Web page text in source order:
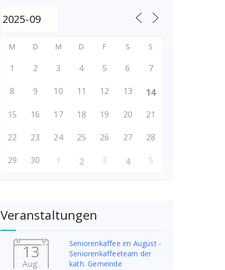
M D M D F S S
1 2 3 4 5 6 7
8 9 10 11 12 13 14
15 16 17 18 19 20 21
22 23 24 25 26 27 28
29 30 1 2 3 4 5
Veranstaltungen
13
Aug.
Seniorenkaffee im August -
Seniorenkaffeeteam der
kath. Gemeinde